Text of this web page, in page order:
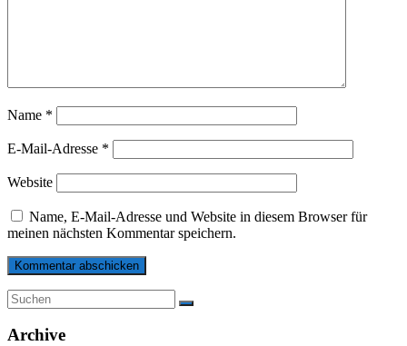
Name *
E-Mail-Adresse *
Website
Name, E-Mail-Adresse und Website in diesem Browser für
meinen nächsten Kommentar speichern.
Archive